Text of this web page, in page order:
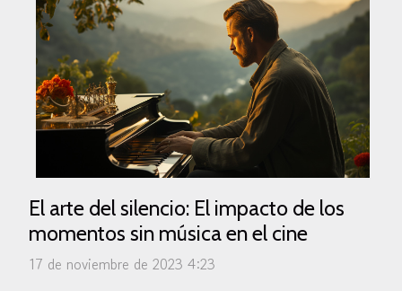
El arte del silencio: El impacto de los
momentos sin música en el cine
17 de noviembre de 2023 4:23